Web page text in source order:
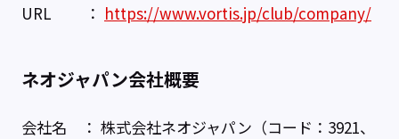
URL ： https://www.vortis.jp/club/company/
ネオジャパン会社概要
会社名 ： 株式会社ネオジャパン（コード：3921、